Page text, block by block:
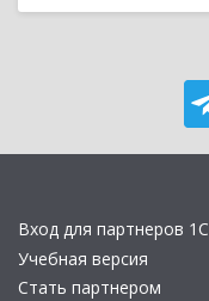
Вход для партнеров 1С
Учебная версия
Стать партнером